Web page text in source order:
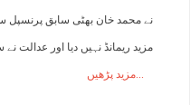
نے محمد خان بھٹی سابق پرنسپل
مزید ریمانڈ نہیں دیا اور عدالت
مزید پڑھیں